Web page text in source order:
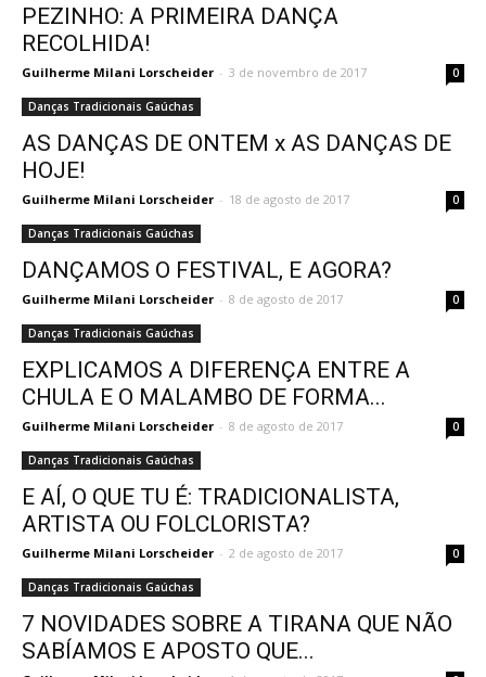
PEZINHO: A PRIMEIRA DANÇA
RECOLHIDA!
Guilherme Milani Lorscheider - 3 de novembro de 2017 0
Danças Tradicionais Gaúchas
AS DANÇAS DE ONTEM x AS DANÇAS DE
HOJE!
Guilherme Milani Lorscheider - 18 de agosto de 2017 0
Danças Tradicionais Gaúchas
DANÇAMOS O FESTIVAL, E AGORA?
Guilherme Milani Lorscheider - 8 de agosto de 2017 0
Danças Tradicionais Gaúchas
EXPLICAMOS A DIFERENÇA ENTRE A
CHULA E O MALAMBO DE FORMA...
Guilherme Milani Lorscheider - 8 de agosto de 2017 0
Danças Tradicionais Gaúchas
E AÍ, O QUE TU É: TRADICIONALISTA,
ARTISTA OU FOLCLORISTA?
Guilherme Milani Lorscheider - 2 de agosto de 2017 0
Danças Tradicionais Gaúchas
7 NOVIDADES SOBRE A TIRANA QUE NÃO
SABÍAMOS E APOSTO QUE...